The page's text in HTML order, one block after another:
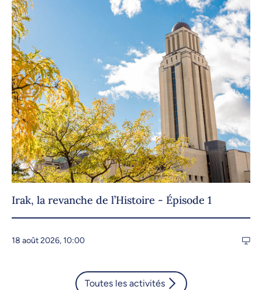
Irak, la revanche de l’Histoire - Épisode 1
18 août 2026, 10:00
Toutes les activités